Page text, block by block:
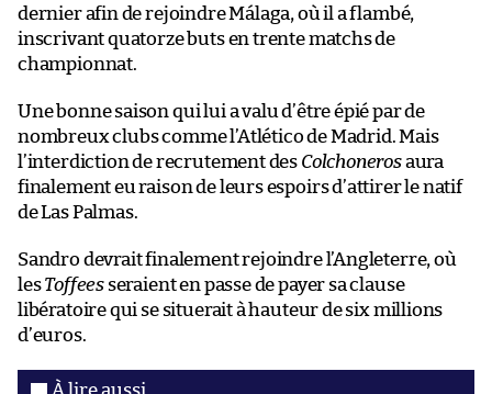
dernier afin de rejoindre Málaga, où il a flambé,
inscrivant quatorze buts en trente matchs de
championnat.
Une bonne saison qui lui a valu d’être épié par de
nombreux clubs comme l’Atlético de Madrid. Mais
l’interdiction de recrutement des Colchonerosaura
finalement eu raison de leurs espoirs d’attirer le natif
de Las Palmas.
Sandro devrait finalement rejoindre l’Angleterre, où
lesToffees seraient en passe de payer sa clause
libératoire qui se situerait à hauteur de six millions
d’euros.